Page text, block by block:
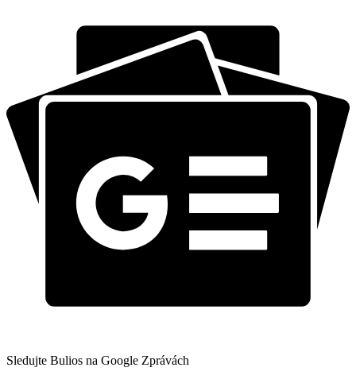
Sledujte Bulios na Google Zprávách